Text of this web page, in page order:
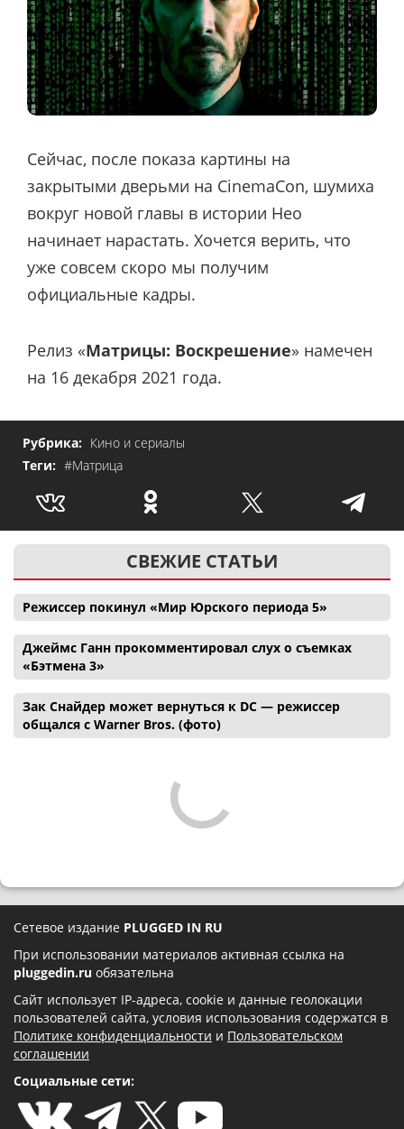
Сейчас, после показа картины на
закрытыми дверьми на CinemaCon, шумиха
вокруг новой главы в истории Нео
начинает нарастать. Хочется верить, что
уже совсем скоро мы получим
официальные кадры.
Релиз «Матрицы: Воскрешение» намечен
на 16 декабря 2021 года.
Рубрика: Кино и сериалы
Теги: #Матрица
СВЕЖИЕ СТАТЬИ
Режиссер покинул «Мир Юрского периода 5»
Джеймс Ганн прокомментировал слух о съемках
«Бэтмена 3»
Зак Снайдер может вернуться к DC — режиссер
общался с Warner Bros. (фото)
Сетевое издание PLUGGED IN RU
При использовании материалов активная ссылка на
pluggedin.ru обязательна
Сайт использует IP-адреса, cookie и данные геолокации
пользователей сайта, условия использования содержатся в
Политике конфиденциальности и Пользовательском
соглашении
Социальные сети: